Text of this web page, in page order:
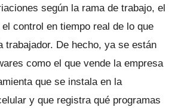
según la rama de trabajo, el
control en tiempo real de lo que
trabajador. De hecho, ya se están
como el que vende la empresa
que se instala en la
y que registra qué programas